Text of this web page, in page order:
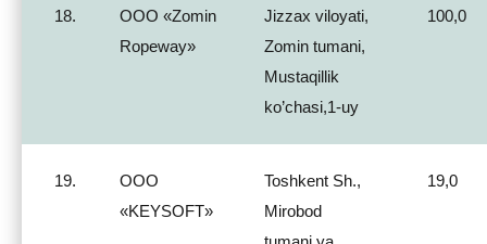
18.
ООО «Zomin
Ropeway»
Jizzax viloyati,
Zomin tumani,
Mustaqillik
ko’chasi,1-uy
100,0
19.
ООО
«KEYSOFT»
Toshkent Sh.,
Mirobod
19,0